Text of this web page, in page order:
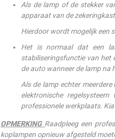
Als de lamp of de stekker
apparaat van de
Hierdoor wordt mogelijk een
Het is normaal dat een
stabiliseringsfunctie van het
de auto wanneer de lamp na
Als de lamp echter
elektronische
professionele werkplaats.
OPMERKING Raadpleeg een
koplampen opnieuw afgesteld